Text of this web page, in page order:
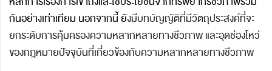
กันอย่างเท่าเทียม นอกจากนี้ ยังมีบทบัญญัติที่มีวัตถุประสงค์ที่จะ
ยกระดับการคุ้มครองความหลากหลายทางชีวภาพ และอุดช่องโหว่
ของกฎหมายปัจจุบันที่เกี่ยวข้องกับความหลากหลายทางชีวภาพ